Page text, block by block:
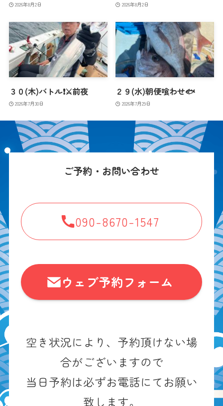
2026年8月2日 2026年8月2日
３０(木)バトル❗️⚔️前夜
2026年7月30日
２９(水)朝便喰わせ🐟
2026年7月29日
ご予約・お問い合わせ
090-8670-1547
ウェブ予約フォーム
空き状況により、予約頂けない場
合がございますので
当日予約は必ずお電話にてお願い
致します。